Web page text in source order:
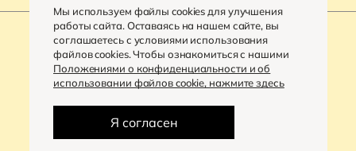
Мы используем файлы cookies для улучшения
работы сайта. Оставаясь на нашем сайте, вы
соглашаетесь с условиями использования
файлов cookies. Чтобы ознакомиться с нашими
Положениями о конфиденциальности и об
использовании файлов cookie, нажмите здесь
Я согласен
Политика конфиденциальности
Разработка сайта -
2026 «VARRA»